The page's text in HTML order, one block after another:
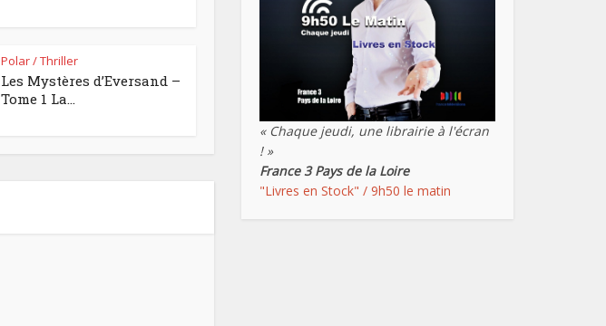
Polar / Thriller
Les Mystères d’Eversand –
Tome 1 La...
« Chaque jeudi, une librairie à l'écran
! »
France 3 Pays de la Loire
"Livres en Stock" / 9h50 le matin